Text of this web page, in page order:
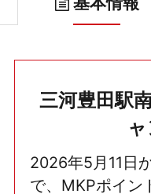
三河豊田駅
2026年5月11日
で、MKPポイン